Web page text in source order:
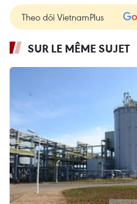
Theo dõi VietnamPlus
SUR LE MÊME SUJET